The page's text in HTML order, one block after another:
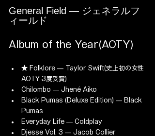
General Field — ジェネラルフ
ィールド
Album of the Year(AOTY)
★ Folklore — Taylor Swift(史上初の女性
AOTY 3度受賞)
Chilombo — Jhené Aiko
Black Pumas (Deluxe Edition) — Black
Pumas
Everyday Life — Coldplay
Djesse Vol. 3 — Jacob Collier